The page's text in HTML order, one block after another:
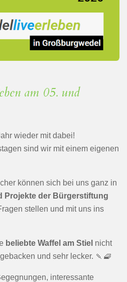
am 05. und
wieder mit dabei!
sind wir mit einem eigenen
können sich bei uns ganz in
Projekte der Bürgerstiftung
stellen und mit uns ins
beliebte Waffel am Stiel nicht
und sehr lecker. 🍡🧇
interessante